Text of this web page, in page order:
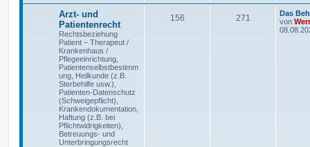
Arzt- und
Patientenrecht
Rechtsbeziehung
Patient – Therapeut /
Krankenhaus /
Pflegeeinrichtung,
Patientenselbstbestimm
ung, Heilkunde (z.B.
Sterbehilfe usw.),
Patienten-Datenschutz
(Schweigepflicht),
Krankendokumentation,
Haftung (z.B. bei
Pflichtwidrigkeiten),
Betreuungs- und
Unterbringungsrecht
156 271
Das
von